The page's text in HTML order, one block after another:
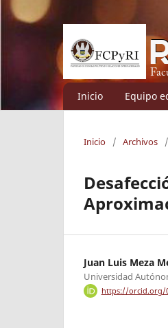
Inicio Equipo
Inicio / Archivos /
Juan Luis Meza
Universidad
https://orcid.org/